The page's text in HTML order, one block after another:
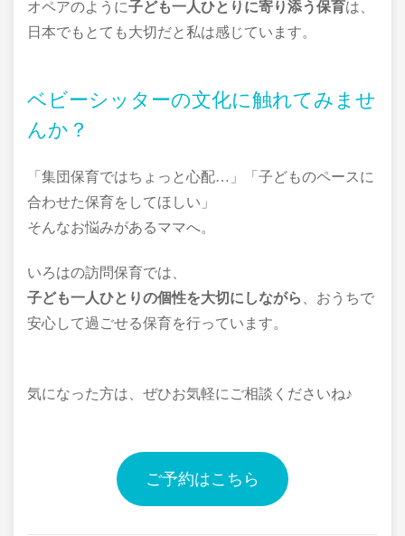
オペアのように子ども一人ひとりに寄り添う保育は、
日本でもとても大切だと私は感じています。
ベビーシッターの文化に触れてみませ
んか？
「集団保育ではちょっと心配…」「子どものペースに
合わせた保育をしてほしい」
そんなお悩みがあるママへ。
いろはの訪問保育では、
子ども一人ひとりの個性を大切にしながら
、おうちで
安心して過ごせる保育を行っています。
気になった方は、ぜひお気軽にご相談くださいね♪
ご予約はこちら